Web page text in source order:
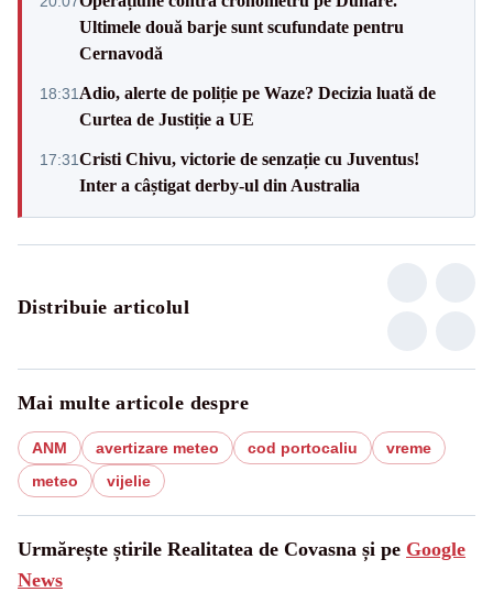
Ultimele două barje sunt scufundate pentru
Cernavodă
18:31 Adio, alerte de poliție pe Waze? Decizia luată de
Curtea de Justiție a UE
17:31Cristi Chivu, victorie de senzație cu Juventus!
Inter a câștigat derby-ul din Australia
Distribuie articolul
Mai multe articole despre
ANM avertizare meteo cod portocaliu
vreme
meteo
vijelie
Urmărește știrile Realitatea de Covasna și pe Google
News